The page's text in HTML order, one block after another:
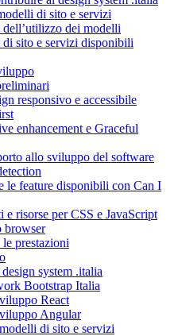
di sito e servizi
dei modelli
sito e servizi disponibili
responsivo e accessibile
enhancement e Graceful
allo sviluppo del software
le feature disponibili con Can I
e risorse per CSS e JavaScript
browser
prestazioni
system .italia
Bootstrap Italia
React
Angular
di sito e servizi